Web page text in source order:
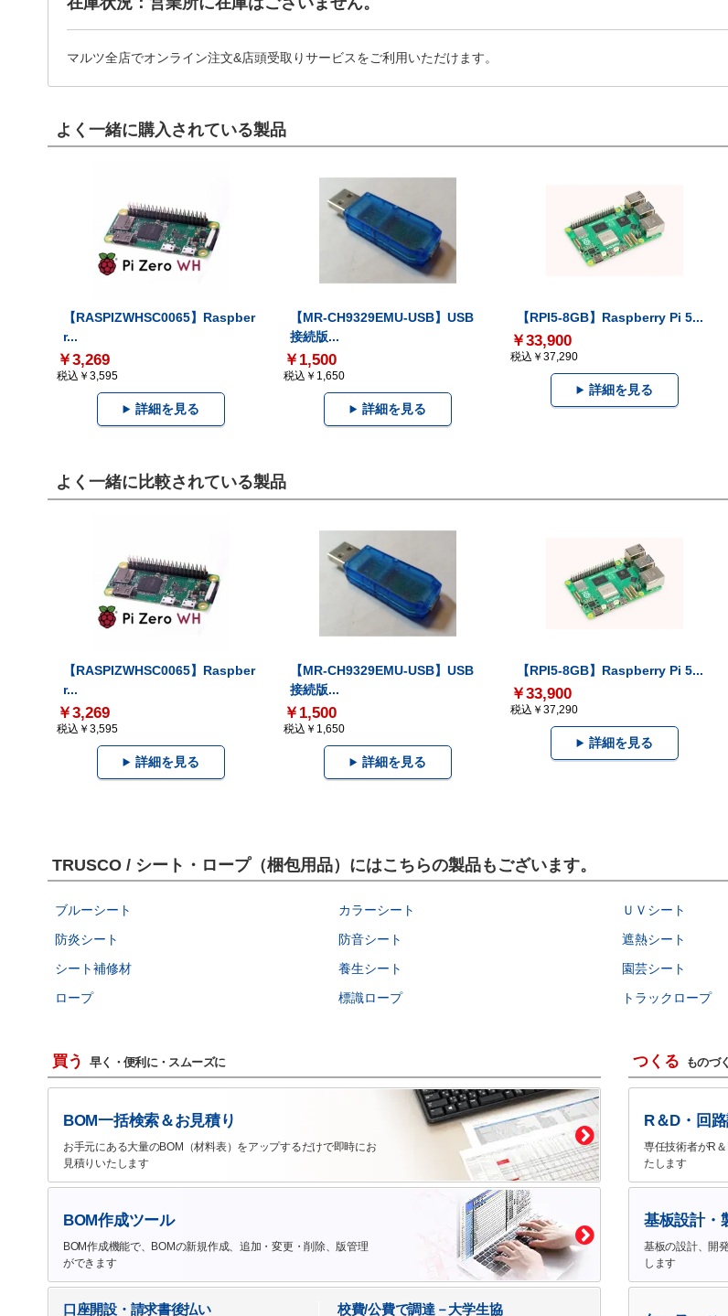
マルツ全店でオンライン注文&店頭受取りサービスをご利用いただけます。
よく一緒に購入されている製品
【RASPIZWHSC0065】Raspber
r...
￥3,269
税込￥3,595
詳細を見る
【MR-CH9329EMU-USB】USB
接続版...
￥1,500
税込￥1,650
詳細を見る
【RPI5-8GB】Raspberry Pi 5...
￥33,900
税込￥37,290
詳細を見る
よく一緒に比較されている製品
【RASPIZWHSC0065】Raspber
r...
￥3,269
税込￥3,595
詳細を見る
【MR-CH9329EMU-USB】USB
接続版...
￥1,500
税込￥1,650
詳細を見る
【RPI5-8GB】Raspberry Pi 5...
￥33,900
税込￥37,290
詳細を見る
TRUSCO / シート・ロープ（梱包用品）にはこちらの製品もございます。
ブルーシート カラーシート ＵＶシート
防炎シート
防音シート 遮熱シート
シート補修材
養生シート 園芸シート
ロープ
標識ロープ トラックロープ
買う 早く・便利に・スムーズに
BOM一括検索＆お見積り
お手元にある大量のBOM（材料表）をアップするだけで即時にお
見積りいたします
BOM作成ツール
BOM作成機能で、BOMの新規作成、追加・変更・削除、版管理
ができます
口座開設・請求書後払い 校費/公費で調達－大学生協
つくる ものづ
R＆D・回
専任技術者がR
たします
基板設計・
基板の設計、開
します